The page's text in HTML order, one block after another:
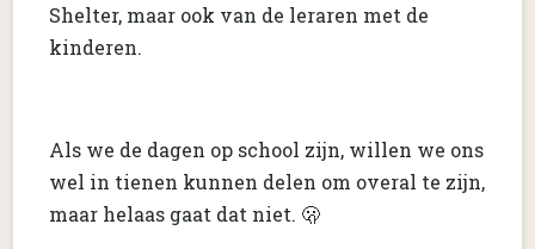
Shelter, maar ook van de leraren met de
kinderen.
Als we de dagen op school zijn, willen we ons
wel in tienen kunnen delen om overal te zijn,
maar helaas gaat dat niet. 🫢